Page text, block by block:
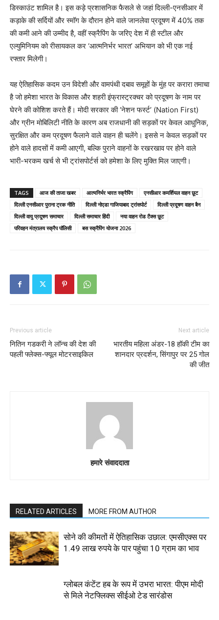
डिस्काउंट शामिल है। इस कड़े प्रशासनिक फैसले से जहां दिल्ली-एनसीआर में
कड़ाके की सर्दियों और स्मॉग के दौरान होने वाले जानलेवा प्रदूषण में 40% तक
की कमी आने की उम्मीद है, वहीं स्क्रैपिंग के जरिए देश में ही स्टील और
एल्युमिनियम को रीसायकल कर ‘आत्मनिर्भर भारत’ अभियान को भी एक नई
रफ्तार मिलेगी।
यह ऐतिहासिक कदम उन विदेशी और वामपंथी दबाव समूहों के मुंह पर करारा तमाचा
है जो हमेशा भारत के विकास और शहरी इंफ्रास्ट्रक्चर को प्रदूषण के नाम पर
घेरने की कोशिश करते हैं। मोदी सरकार की ‘नेशन फर्स्ट’ (Nation First)
और ग्रीन मोबिलिटी नीति के कारण अब राजधानी की सड़कों पर केवल आधुनिक,
सुरक्षित और कम प्रदूषण फैलाने वाले वाहन ही चलेंगे। इससे न केवल सड़कों पर
होने वाले हादसों में कमी आएगी, बल्कि पुराने वाहनों के रखरखाव पर होने वाले
भारी-भरकम खर्च से भी ट्रांसपोर्टर्स को हमेशा के लिए मुक्ति मिल जाएगी।
TAGS आज की ताजा खबर आत्मनिर्भर भारत स्क्रैपिंग
एनसीआर कमर्शियल वाहन छूट
दिल्ली एनसीआर पुराना ट्रक नीति
दिल्ली नोएडा गाजियाबाद ट्रांसपोर्ट
दिल्ली प्रदूषण वाहन बैन
दिल्ली वायु प्रदूषण समाचार
दिल्ली समाचार हिंदी
नया वाहन रोड टैक्स छूट
परिवहन मंत्रालय स्क्रैप पॉलिसी
बस स्क्रैपिंग योजना 2026
Previous article
नितिन गडकरी ने लॉन्च की देश की
पहली फ्लेक्स-फ्यूल मोटरसाइकिल
Next article
भारतीय महिला अंडर-18 हॉकी टीम का
शानदार प्रदर्शन, सिंगापुर पर 25 गोल
की जीत
हमारे संवाददाता
RELATED ARTICLES MORE FROM AUTHOR
सोने की कीमतों में ऐतिहासिक उछाल: एमसीएक्स पर
1.49 लाख रुपये के पार पहुंचा 10 ग्राम का भाव
ग्लोबल कंटेंट हब के रूप में उभरा भारत: पीएम मोदी
से मिले नेटफ्लिक्स सीईओ टेड सारंडोस